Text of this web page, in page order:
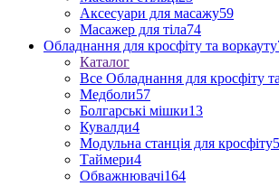
Аксесуари для масажу59
Масажер для тіла74
Обладнання для кросфіту та воркауту
Каталог
Все Обладнання для кросфіту
Медболи57
Болгарські мішки13
Кувалди4
Модульна станція для кросфіту5
Таймери4
Обважнювачі164